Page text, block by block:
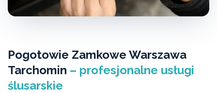
Pogotowie Zamkowe Warszawa
Tarchomin – profesjonalne usługi
ślusarskie